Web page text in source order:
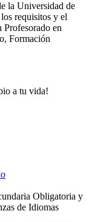
la Universidad de
requisitos y el
Profesorado en
Formación
a tu vida!
Obligatoria y
de Idiomas